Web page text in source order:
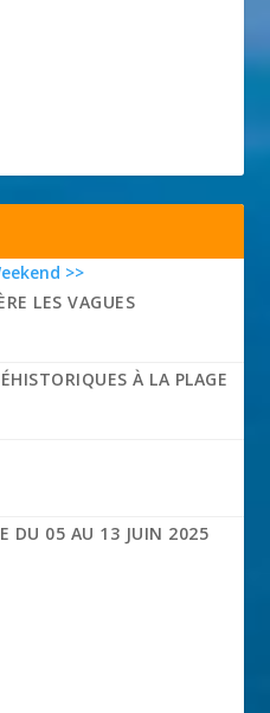
>>
LES VAGUES
À LA PLAGE
DU 05 AU 13 JUIN 2025